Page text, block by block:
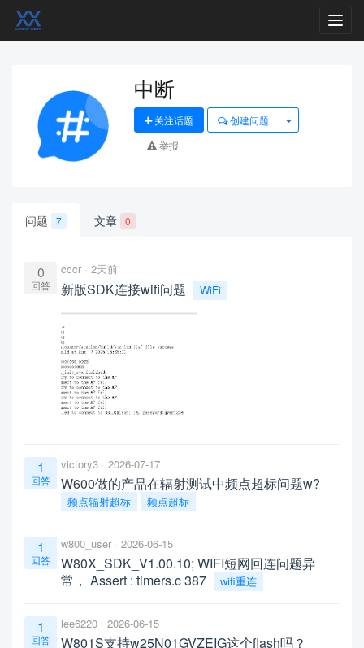
中断
关注话题
创建问题
举报
问题 7 文章 0
0
回答
cccr 2天前
新版SDK连接wifi问题 WiFi
1
回答
victory3 2026-07-17
W600做的产品在辐射测试中频点超标问题w?
频点辐射超标 频点超标
1
回答
w800_user 2026-06-15
W80X_SDK_V1.00.10; WIFI短网回连问题异
常， Assert : timers.c 387
wifi重连
1
回答
lee6220 2026-06-15
W801S支持w25N01GVZEIG这个flash吗？